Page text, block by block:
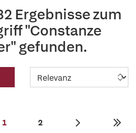
Ergebnisse zum
"Constanze
gefunden.
1 2